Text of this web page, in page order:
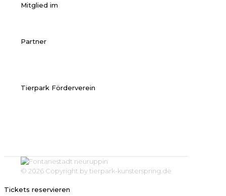
Mitglied im
Partner
Tierpark Förderverein
© 2026 Copyright by tierpark-kunsterspring.de
Tickets reservieren